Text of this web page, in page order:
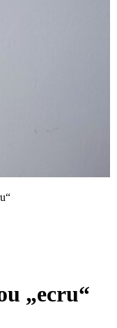
„ecru“